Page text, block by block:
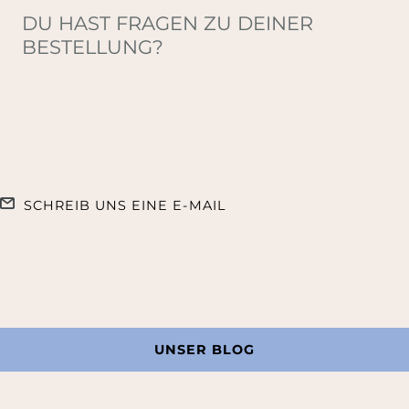
DU HAST FRAGEN ZU DEINER
BESTELLUNG?
SCHREIB UNS EINE E-MAIL
UNSER BLOG